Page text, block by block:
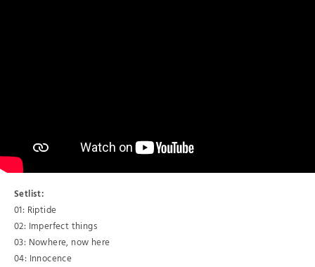
Setlist:
01: Riptide
02: Imperfect things
03: Nowhere, now here
04: Innocence